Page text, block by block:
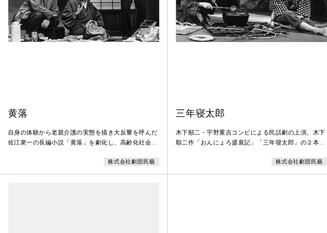
黄落
自身の体験から老親介護の実態を描き大反響を呼んだ
佐江衆一の長編小説「黄落」を劇化し、高齢化社会の
し、本作の脚色によって紀伊國屋演劇賞個人賞を受賞
した。
株式会社劇団民藝
三年寝太郎
木下順二・宇野重吉コンビによる民話劇の上演。木下
順二作「おんにょろ盛衰記」「三年寝太郎」の２本立
株式会社劇団民藝